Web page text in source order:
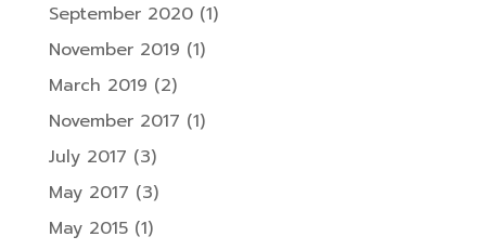
September 2020(1)
November 2019 (1)
March 2019 (2)
November 2017 (1)
July 2017 (3)
May 2017 (3)
May 2015(1)